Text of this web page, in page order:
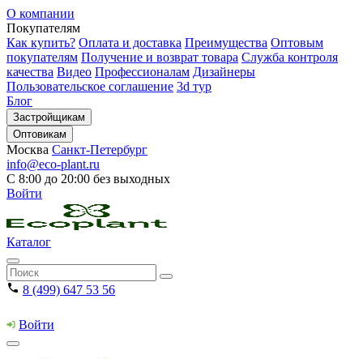
О компании
Покупателям
Как купить? Оплата и доставка Преимущества Оптовым
покупателям Получение и возврат товара Служба контроля
качества Видео Профессионалам Дизайнеры
Пользовательское соглашение 3d тур
Блог
Застройщикам
Оптовикам
Москва Санкт-Петербург
info@eco-plant.ru
С 8:00 до 20:00 без выходных
Войти
Каталог
8 (499) 647 53 56
Войти